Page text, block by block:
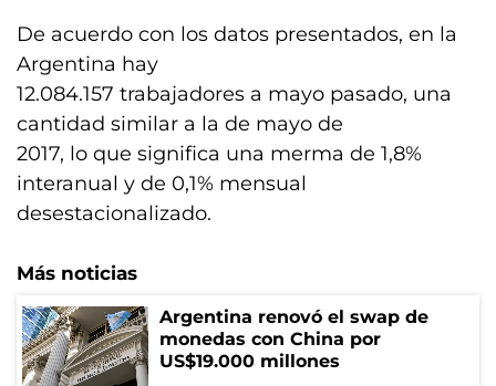
De acuerdo con los datos presentados, en la
Argentina hay
12.084.157 trabajadores a mayo pasado, una
cantidad similar a la de mayo de
2017, lo que significa una merma de 1,8%
interanual y de 0,1% mensual
desestacionalizado.
Más noticias
Argentina renovó el swap de
monedas con China por
US$19.000 millones